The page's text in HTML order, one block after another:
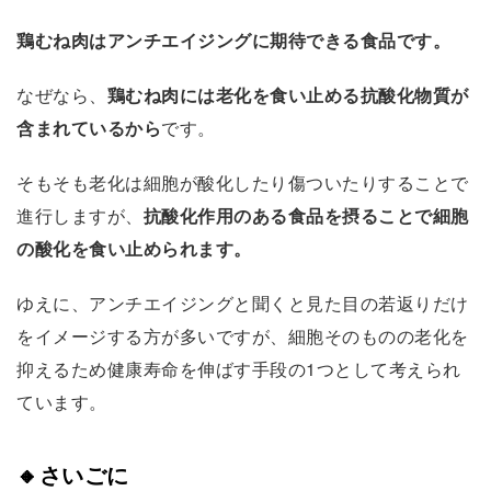
鶏むね肉はアンチエイジングに期待できる食品です。
なぜなら、 鶏むね肉には老化を食い止める抗酸化物質が
含まれているからです。
そもそも老化は細胞が酸化したり傷ついたりすることで
進行しますが、 抗酸化作用のある食品を摂ることで細胞
の酸化を食い止められます。
ゆえに、アンチエイジングと聞くと見た目の若返りだけ
をイメージする方が多いですが、細胞そのものの老化を
抑えるため健康寿命を伸ばす手段の1つとして考えられ
ています。
🔸さいごに